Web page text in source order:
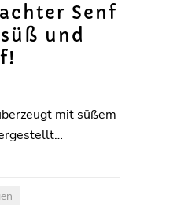
Senf
und
mit süßem